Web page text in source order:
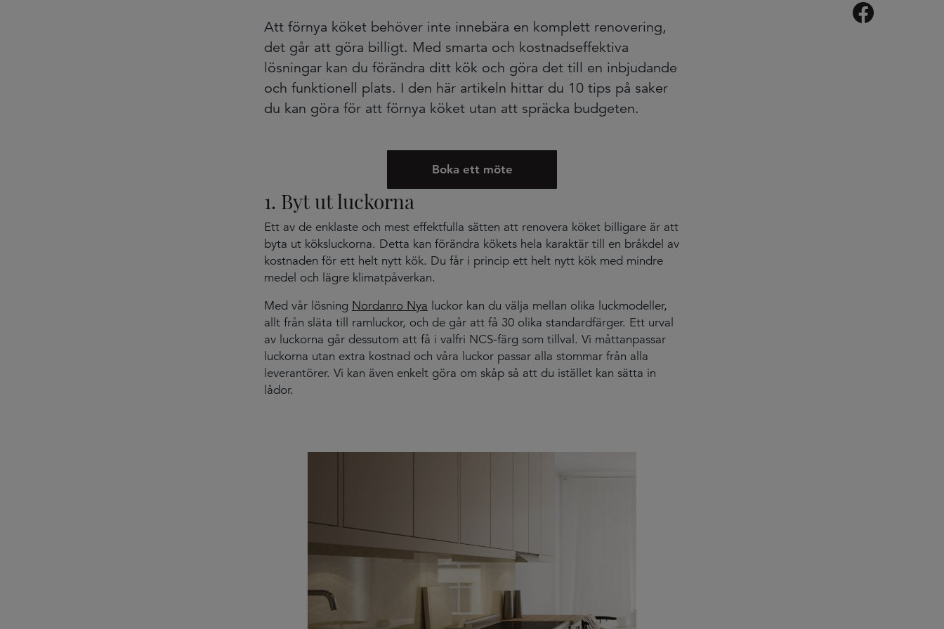
Att förnya köket behöver inte innebära en komplett renovering,
det går att göra billigt. Med smarta och kostnadseffektiva
lösningar kan du förändra ditt kök och göra det till en inbjudande
och funktionell plats. I den här artikeln hittar du 10 tips på saker
du kan göra för att förnya köket utan att spräcka budgeten.
Boka ett möte
1. Byt ut luckorna
Ett av de enklaste och mest effektfulla sätten att renovera köket billigare är att
byta ut köksluckorna. Detta kan förändra kökets hela karaktär till en bråkdel av
kostnaden för ett helt nytt kök. Du får i princip ett helt nytt kök med mindre
medel och lägre klimatpåverkan.
Med vår lösning Nordanro Nya luckor kan du välja mellan olika luckmodeller,
allt från släta till ramluckor, och de går att få 30 olika standardfärger. Ett urval
av luckorna går dessutom att få i valfri NCS-färg som tillval. Vi måttanpassar
luckorna utan extra kostnad och våra luckor passar alla stommar från alla
leverantörer. Vi kan även enkelt göra om skåp så att du istället kan sätta in
lådor.